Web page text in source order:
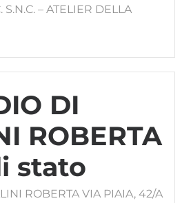
– ATELIER DELLA
DI
ROBERTA
stato
ROBERTA VIA PIAIA, 42/A